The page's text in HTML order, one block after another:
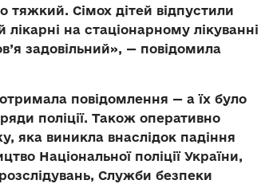
тяжкий. Сімох дітей відпустили
на стаціонарному лікуванні
задовільний», — повідомила
повідомлення — а їх було
поліції. Також оперативно
яка виникла внаслідок падіння
Національної поліції України,
Служби безпеки